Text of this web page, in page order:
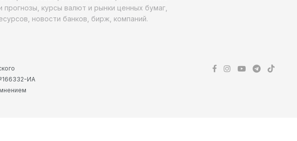
прогнозы, курсы валют и рынки ценных бумаг,
новости банков, бирж, компаний.
ИА